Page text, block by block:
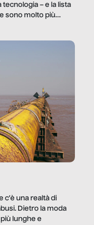
tecnologia – e la lista
sono molto più
vediamo
una realtà di
Dietro la moda
lunghe e